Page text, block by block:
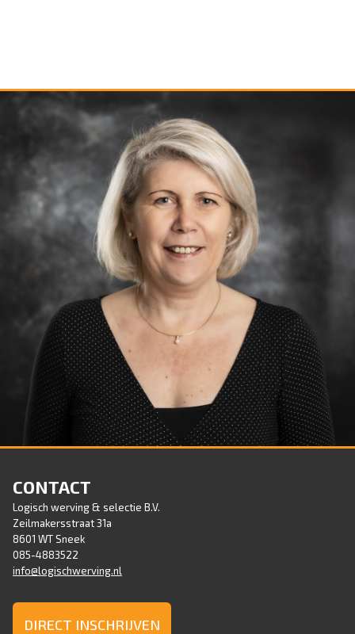
LOGISCH WERVING EN SELECTIE
Tel : 085-4883522
E-mail :petra@logischwerving.nl
CONTACT
Logisch werving & selectie B.V.
Zeilmakersstraat 31a
8601 WT Sneek
085-4883522
info@logischwerving.nl
DIRECT INSCHRIJVEN